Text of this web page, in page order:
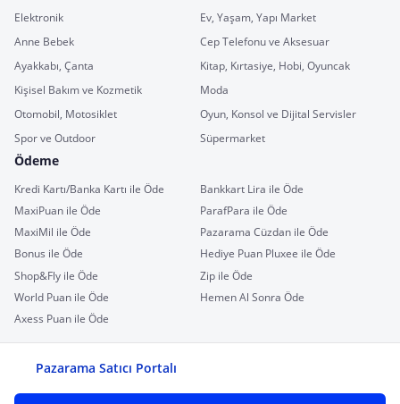
Elektronik
Ev, Yaşam, Yapı Market
Anne Bebek
Cep Telefonu ve Aksesuar
Ayakkabı, Çanta
Kitap, Kırtasiye, Hobi, Oyuncak
Kişisel Bakım ve Kozmetik
Moda
Otomobil, Motosiklet
Oyun, Konsol ve Dijital Servisler
Spor ve Outdoor
Süpermarket
Ödeme
Kredi Kartı/Banka Kartı ile Öde
Bankkart Lira ile Öde
MaxiPuan ile Öde
ParafPara ile Öde
MaxiMil ile Öde
Pazarama Cüzdan ile Öde
Bonus ile Öde
Hediye Puan Pluxee ile Öde
Shop&Fly ile Öde
Zip ile Öde
World Puan ile Öde
Hemen Al Sonra Öde
Axess Puan ile Öde
Pazarama Satıcı Portalı